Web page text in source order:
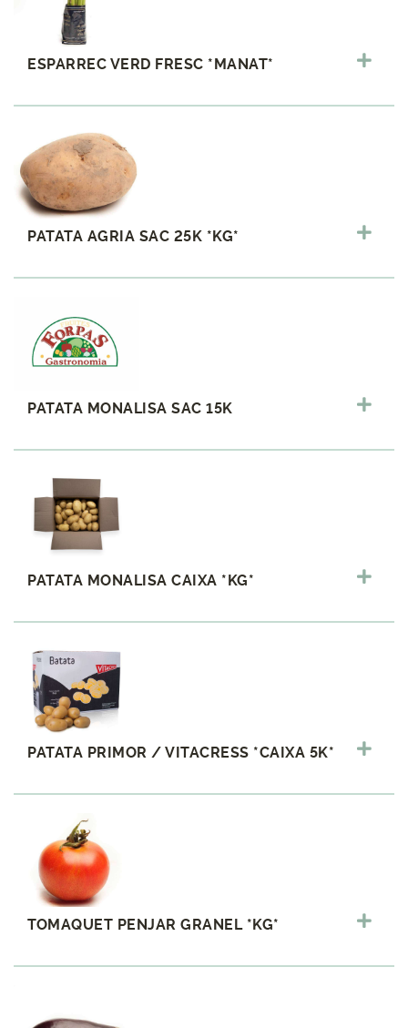
ESPARREC VERD FRESC *MANAT*
PATATA AGRIA SAC 25K *KG*
PATATA MONALISA SAC 15K
PATATA MONALISA CAIXA *KG*
PATATA PRIMOR / VITACRESS *CAIXA 5K*
TOMAQUET PENJAR GRANEL *KG*